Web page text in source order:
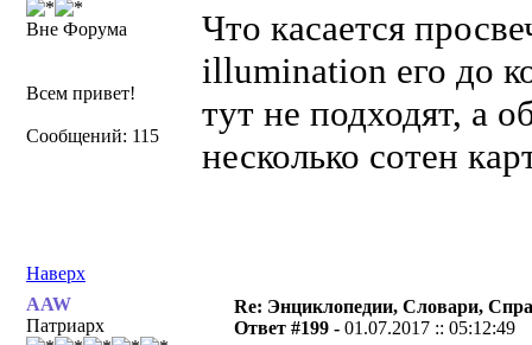
Вне Форума
Всем привет!
Сообщений: 115
Что касается
illumination его до
тут не подходят, а
несколько сотен
Наверх
AAW
Патриарх
Re: Энциклопедии, Словари,
Ответ #199 -01.07.2017 :: 05:12:49